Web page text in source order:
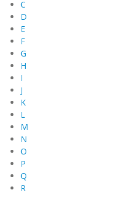
C
D
E
F
G
H
I
J
K
L
M
N
O
P
Q
R